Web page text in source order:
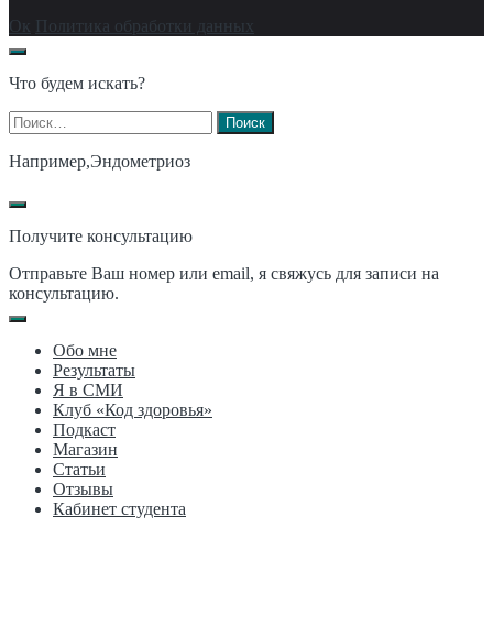
Ок Политика обработки данных
Что будем искать?
Найти:
Например,Эндометриоз
Получите консультацию
Отправьте Ваш номер или email, я свяжусь для записи на
консультацию.
Обо мне
Результаты
Я в СМИ
Клуб «Код здоровья»
Подкаст
Магазин
Статьи
Отзывы
Кабинет студента